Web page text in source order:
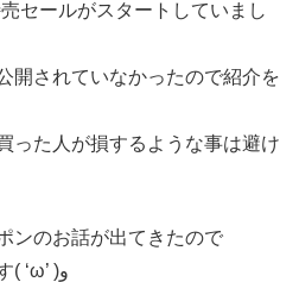
セールがスタートしていまし
開されていなかったので紹介を
った人が損するような事は避け
ンのお話が出てきたので
紹介してみたいと思います( ‘ω’ )و